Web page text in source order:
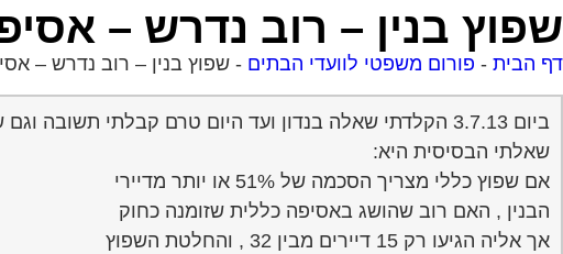
שפוץ בנין – רוב נדרש –
דף הבית - פורום משפטי לוועדי הבתים - שפוץ בנין – רוב נדרש –
ביום 3.7.13 הקלדתי שאלה בנדון ועד היום טרם קבלתי תשובה וגם שאלתי לא מופיעה בטור שאלות .
שאלתי הבסיסית היא:
אם שפוץ כללי מצריך הסכמה של 51% או יותר מדיירי
הבנין , האם רוב שהושג באסיפה כללית שזומנה כחוק
אך אליה הגיעו רק 15 דיירים מבין 32 , והחלטת השפוץ